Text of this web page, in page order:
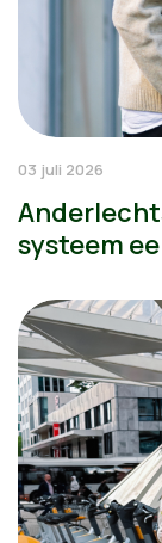
03 juli 2026
systeem